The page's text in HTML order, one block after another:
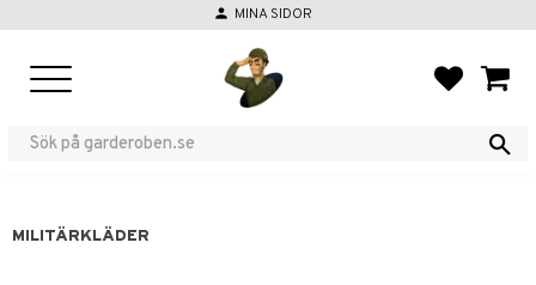
person MINA SIDOR
MILITÄRKLÄDER